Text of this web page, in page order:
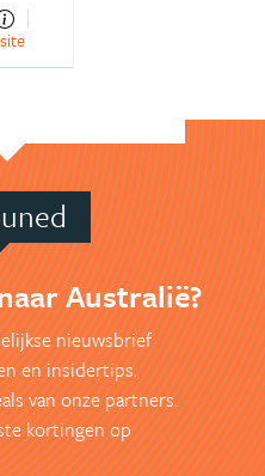
Australië?
nieuwsbrief
en insidertips.
van onze partners.
kortingen op